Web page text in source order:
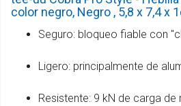
color negro, Negro , 5,8 x 7,4 x
Seguro: bloqueo fiable con
Ligero: principalmente de
Resistente: 9 kN de carga